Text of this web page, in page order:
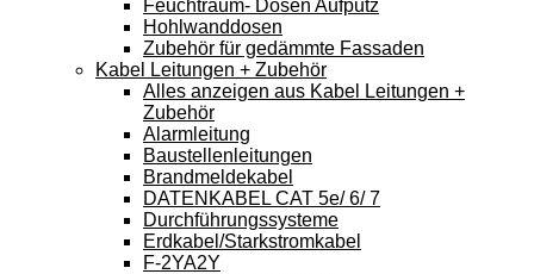
Feuchtraum- Dosen Aufputz
Hohlwanddosen
Zubehör für gedämmte Fassaden
Kabel Leitungen + Zubehör
Alles anzeigen aus Kabel Leitungen +
Zubehör
Alarmleitung
Baustellenleitungen
Brandmeldekabel
DATENKABEL CAT 5e/ 6/ 7
Durchführungssysteme
Erdkabel/Starkstromkabel
F-2YA2Y